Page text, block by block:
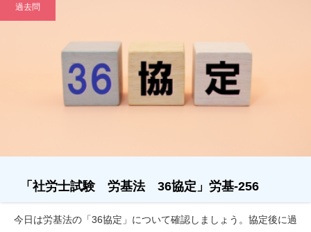
過去問
「社労士試験 労基法 36協定」労基-256
今日は労基法の「36協定」について確認しましょう。協定後に過